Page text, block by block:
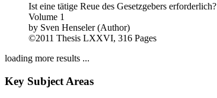
Ist eine tätige Reue des Gesetzgebers erforderlich?
Volume 1
by Sven Henseler (Author)
©2011 Thesis LXXVI, 316 Pages
loading more results ...
Key Subject Areas